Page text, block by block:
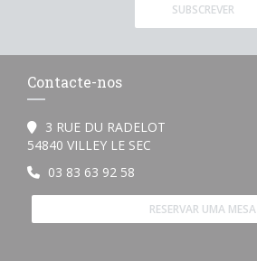
SUBSCREVER
Contacte-nos
3 RUE DU RADELOT
54840 VILLEY LE SEC
03 83 63 92 58
RESERVAR UMA MESA